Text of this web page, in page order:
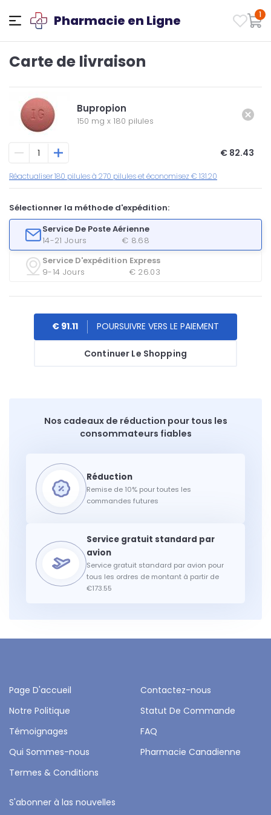
Pharmacie en Ligne 1
Carte de livraison
Bupropion
150 mg x 180 pilules
€ 82.43
Réactualiser 180 pilules à 270 pilules et économisez € 131.20
Sélectionner la méthode d'expédition:
Service De Poste Aérienne
14-21 Jours
€ 8.68
Service D'expédition Express
9-14 Jours
€ 26.03
Continuer Le Shopping
€ 91.11
Nos cadeaux de réduction pour tous les
consommateurs fiables
Remise de 10% pour toutes les
commandes futures
Service gratuit standard par avion pour
tous les ordres de montant à partir de
€173.55
Page D'accueil
Contactez-nous
Notre Politique
Statut De Commande
Témoignages
FAQ
Qui Sommes-nous
Pharmacie Canadienne
Termes & Conditions
S'abonner à las nouvelles